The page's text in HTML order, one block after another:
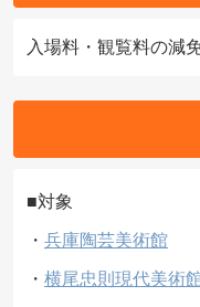
入場料・観覧料の減
■対象
・ 兵庫陶芸美術館
・ 横尾忠則現代美術